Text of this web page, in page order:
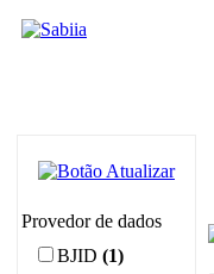
Provedor de dados
BJID (1)